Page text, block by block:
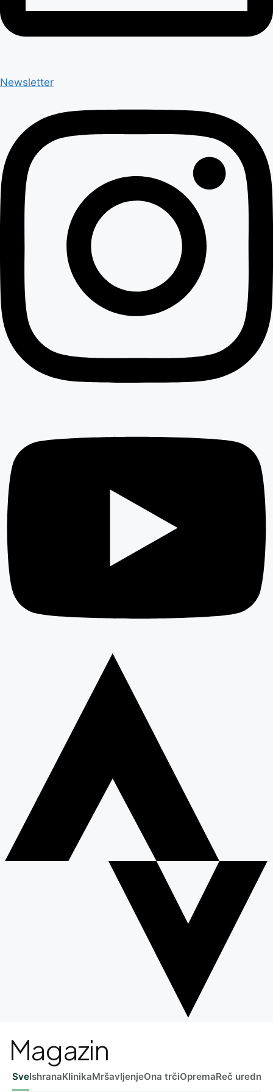
Newsletter
Magazin
SveIshranaKlinikaMršavljenjeOna trčiOpremaReč